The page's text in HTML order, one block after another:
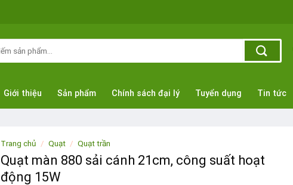
Giới thiệu Sản phẩm Chính sách đại lý Tuyển dụng Tin tức
Trang chủ / Quạt / Quạt trần
Quạt màn 880 sải cánh 21cm, công suất hoạt
động 15W